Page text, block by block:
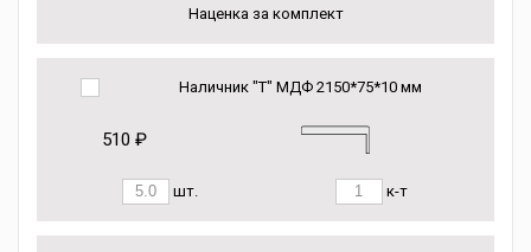
Наценка за комплект
Наличник "Т" МДФ 2150*75*10 мм
510 ₽
шт. к-т